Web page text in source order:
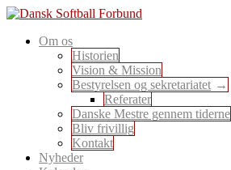
Skip
content
Dansk Softball Forbund
En sport for alle
Om os
Historien
Vision & Mission
Bestyrelsen og sekretariatet
Referater
Danske Mestre gennem tiderne
Bliv frivillig
Kontakt
Nyheder